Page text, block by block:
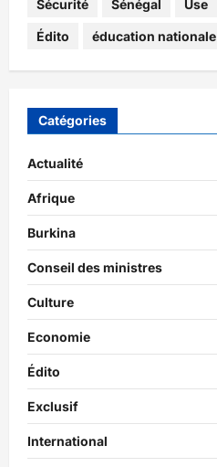
Sécurité Sénégal Use
Édito éducation nationale
Catégories
Actualité
Afrique
Burkina
Conseil des ministres
Culture
Economie
Édito
Exclusif
International